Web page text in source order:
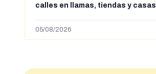
calles en llamas, tiendas y casas
supuestamente en España tras la
05/08/2026